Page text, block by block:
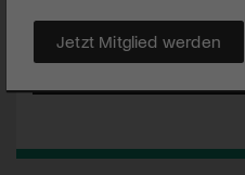
Der Film von Kälin & Merz läuft
MEHR
Jetzt Mitglied werden